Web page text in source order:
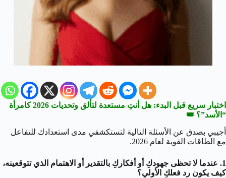
اختبار سريع قبل البدء: هل أنتِ مستعدة لتألق وتحديات 2026 كامرأة
“الأسد”؟ 👑
أجيبي بصدق عن الأسئلة التالية لتستكشفي مدى استعدادك للتفاعل
مع الطاقات القوية لعام 2026.
1. عندما لا تحظى جهودكِ أو أفكاركِ بالتقدير أو الاهتمام الذي تتوقعينه،
كيف يكون رد فعلكِ الأولي؟